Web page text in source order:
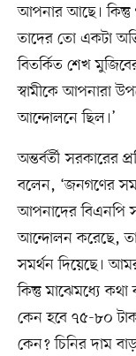
আপনার আছে। কিন্তু
তাদের তো একটা
বিতর্কিত শেখ
স্বামীকে আপনারা
আন্দোলনে ছিল।’
অন্তর্বর্তী সরকারের
বলেন, ‘জনগণের
আপনাদের বিএনপি
আন্দোলন করেছে,
সমর্থন দিয়েছে।
কিন্তু মাঝেমধ্যে
কেন হবে ৭৫-৮০
কেন? চিনির দাম